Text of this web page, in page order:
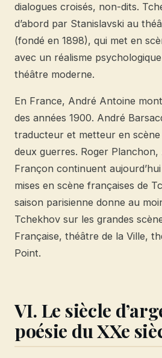
dialogues croisés, non-dits.
d’abord par Stanislavski au
(fondé en 1898), qui met en
avec un réalisme
théâtre moderne.
En France, André Antoine
des années 1900. André
traducteur et metteur en scène
deux guerres. Roger
Françon continuent
mises en scène françaises de
saison parisienne donne au
Tchekhov sur les grandes
Française, théâtre de la Ville,
Point.
VI. Le siècle
poésie du XXe